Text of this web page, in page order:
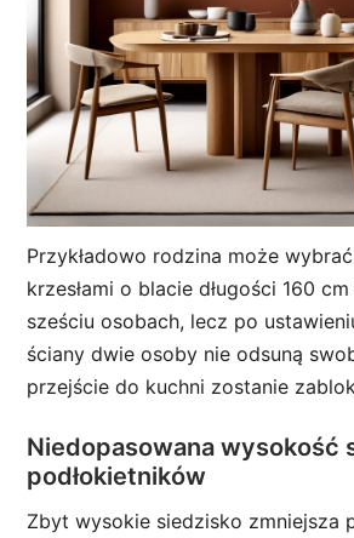
Przykładowo rodzina może
krzesłami o blacie długości 160
sześciu osobach, lecz po
ściany dwie osoby nie odsuną
przejście do kuchni zostanie
Niedopasowana wysokość
podłokietników
Zbyt wysokie siedzisko zmniejsza